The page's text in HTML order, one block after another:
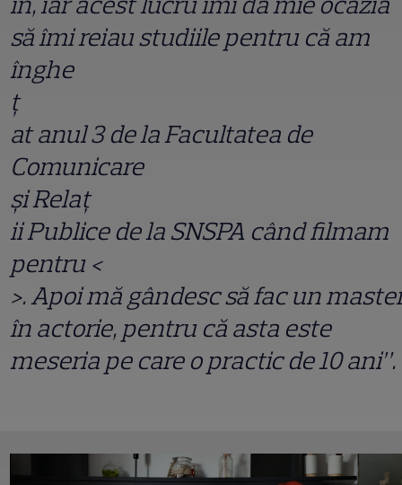
să îmi reiau studiile pentru că am
înghe
ț
at anul 3 de la Facultatea de
Comunicare
și Relaț
ii Publice de la SNSPA când filmam
pentru <
>. Apoi mă gândesc să fac un
în actorie, pentru că asta este
meseria pe care o practic de 10 ani”.